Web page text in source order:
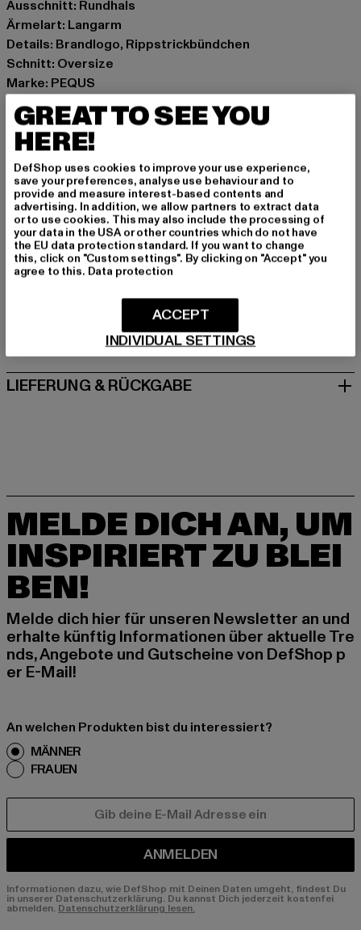
Ausschnitt: Rundhals
Ärmelart: Langarm
Details: Brandlogo, Rippstrickbündchen
Schnitt: Oversize
Marke: PEQUS
Kat.: Pullover
Farbe: olive
Hersteller Farbe: olive green
Materialzusammensetzung: 100% Baumwolle
Art.Nr: 60900002-04845
Hersteller: Urban Styles Agency GmbH & Co. KG |
agentur@urbanstylesagency.com
Schanzenstraße 41 | 51063 Köln | DE
GRÖSSE & PASSFORM
PFLEGEHINWEISE
LIEFERUNG & RÜCKGABE
MELDE DICH AN, UM
INSPIRIERT ZU BLEI
BEN!
Melde dich hier für unseren Newsletter an und
erhalte künftig Informationen über aktuelle Tre
nds, Angebote und Gutscheine von DefShop p
er E-Mail!
An welchen Produkten bist du interessiert?
MÄNNER
FRAUEN
ANMELDEN
Informationen dazu, wie DefShop mit Deinen Daten umgeht, findest Du
in unserer Datenschutzerklärung. Du kannst Dich jederzeit kostenfei
abmelden. Datenschutzerklärung lesen.
GREAT TO SEE YOU
HERE!
DefShop uses cookies to improve your use experience,
save your preferences, analyse use behaviour and to
provide and measure interest-based contents and
advertising. In addition, we allow partners to extract data
or to use cookies. This may also include the processing of
your data in the USA or other countries which do not have
the EU data protection standard. If you want to change
this, click on "Custom settings". By clicking on "Accept" you
agree to this. Data protection
INDIVIDUAL SETTINGS
ACCEPT